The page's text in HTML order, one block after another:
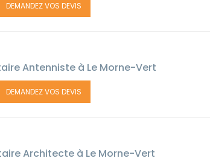
DEMANDEZ VOS DEVIS
Antenniste à Le Morne-Vert
DEMANDEZ VOS DEVIS
Architecte à Le Morne-Vert